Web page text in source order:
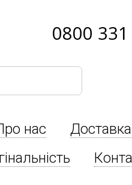
0800
нас